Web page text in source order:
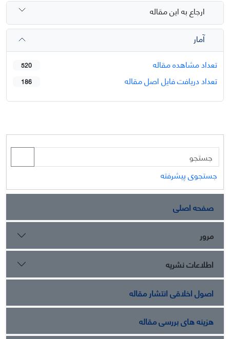
ارجاع به این مقاله
آمار
تعداد مشاهده مقاله
520
تعداد دریافت فایل اصل مقاله 186
جستجوی پیشرفته
صفحه اصلی
مرور
اطلاعات نشریه
اصول اخلاقی انتشار مقاله
هزینه های بررسی مقاله